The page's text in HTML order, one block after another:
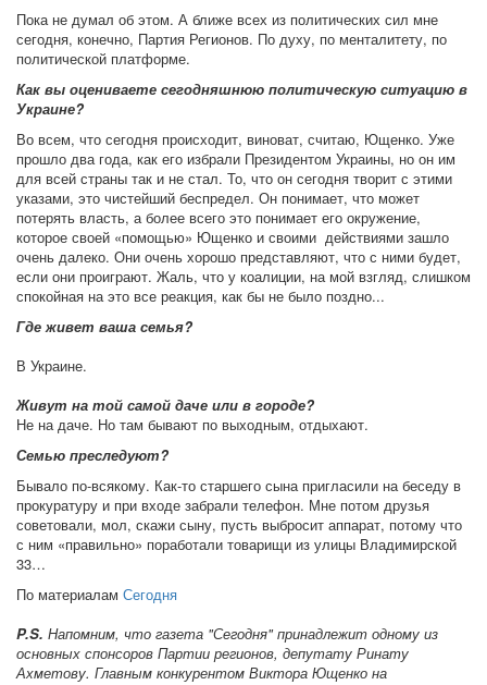
Пока не думал об этом. А ближе всех из политических сил мне
сегодня, конечно, Партия Регионов. По духу, по менталитету, по
политической платформе.
Как вы оцениваете сегодняшнюю политическую ситуацию в
Украине?
Во всем, что сегодня происходит, виноват, считаю, Ющенко. Уже
прошло два года, как его избрали Президентом Украины, но он им
для всей страны так и не стал. То, что он сегодня творит с этими
указами, это чистейший беспредел. Он понимает, что может
потерять власть, а более всего это понимает его окружение,
которое своей «помощью» Ющенко и своими действиями зашло
очень далеко. Они очень хорошо представляют, что с ними будет,
если они проиграют. Жаль, что у коалиции, на мой взгляд, слишком
спокойная на это все реакция, как бы не было поздно...
Где живет ваша семья?
В Украине.
Живут на той самой даче или в городе?
Не на даче. Но там бывают по выходным, отдыхают.
Семью преследуют?
Бывало по-всякому. Как-то старшего сына пригласили на беседу в
прокуратуру и при входе забрали телефон. Мне потом друзья
советовали, мол, скажи сыну, пусть выбросит аппарат, потому что
с ним «правильно» поработали товарищи из улицы Владимирской
33…
По материалам Сегодня
P.S. Напомним, что газета "Сегодня" принадлежит одному из
основных спонсоров Партии регионов, депутату Ринату
Ахметову. Главным конкурентом Виктора Ющенко на